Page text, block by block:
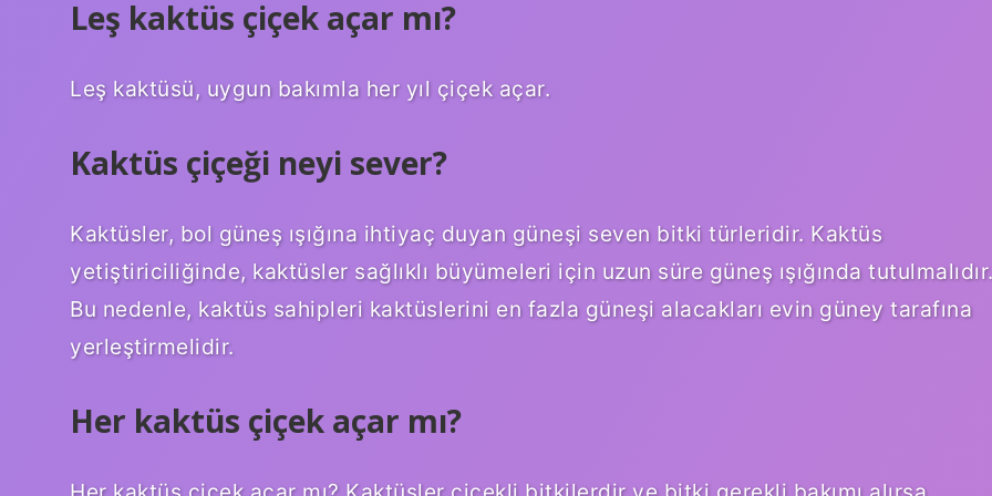
Leş kaktüs çiçek açar mı?
Leş kaktüsü, uygun bakımla her yıl çiçek açar.
Kaktüs çiçeği neyi sever?
Kaktüsler, bol güneş ışığına ihtiyaç duyan güneşi seven bitki türleridir. Kaktüs
yetiştiriciliğinde, kaktüsler sağlıklı büyümeleri için uzun süre güneş ışığında
Bu nedenle, kaktüs sahipleri kaktüslerini en fazla güneşi alacakları evin güney tarafına
yerleştirmelidir.
Her kaktüs çiçek açar mı?